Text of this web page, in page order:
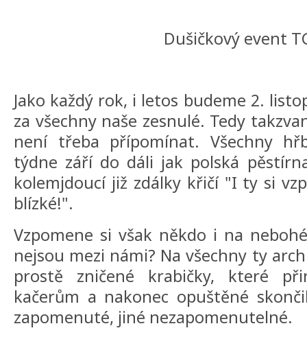
Dušičkový event
Jako každý rok, i letos budeme 2.
za všechny naše zesnulé. Tedy
není třeba přípomínat. Všechny
týdne září do dáli jak polská
kolemjdoucí již zdálky křičí "I ty si
blízké!".
Vzpomene si však někdo i na
nejsou mezi námi? Na všechny ty
prostě zničené krabičky, které
kačerům a nakonec opuštěné
zapomenuté, jiné nezapomenutelné.